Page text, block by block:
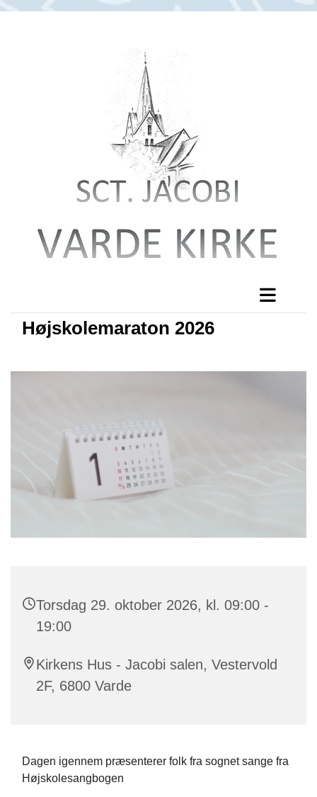
Højskolemaraton 2026
Torsdag 29. oktober 2026, kl. 09:00 -
19:00
Kirkens Hus - Jacobi salen, Vestervold
2F, 6800 Varde
Dagen igennem præsenterer folk fra sognet sange fra
Højskolesangbogen